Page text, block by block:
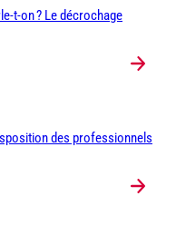
t-on ? Le décrochage
des professionnels